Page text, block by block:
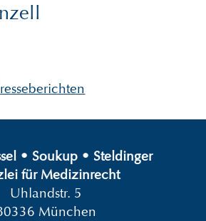
• Soukup • Steldinger
für Medizinrecht
Uhlandstr. 5
München